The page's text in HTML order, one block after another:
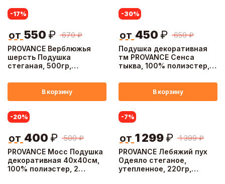
PROVANCE Верблюжья
шерсть Подушка
стеганая, 500гр,
-17%
670 ₽
от 550 ₽
В корзину
Подушка декоративная
тм PROVANCE Сенса
тыква, 100% полиэстер,
-30%
650 ₽
от 450 ₽
В корзину
PROVANCE Мосс Подушка
декоративная 40х40см,
100% полиэстер, 2
-20%
500 ₽
от 400 ₽
PROVANCE Лебяжий пух
Одеяло стеганое,
утепленное, 220гр,
-7%
1 399 ₽
от 1 299₽